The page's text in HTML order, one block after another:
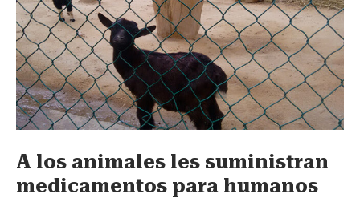
A los animales les suministran
medicamentos para humanos